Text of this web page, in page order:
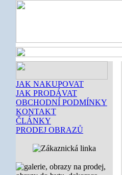
JAK NAKUPOVAT
JAK PRODÁVAT
OBCHODNÍ PODMÍNKY
KONTAKT
ČLÁNKY
PRODEJ OBRAZŮ